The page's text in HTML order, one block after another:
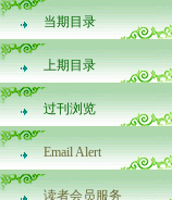
当期目录
上期目录
过刊浏览
Email Alert
读者会员服务